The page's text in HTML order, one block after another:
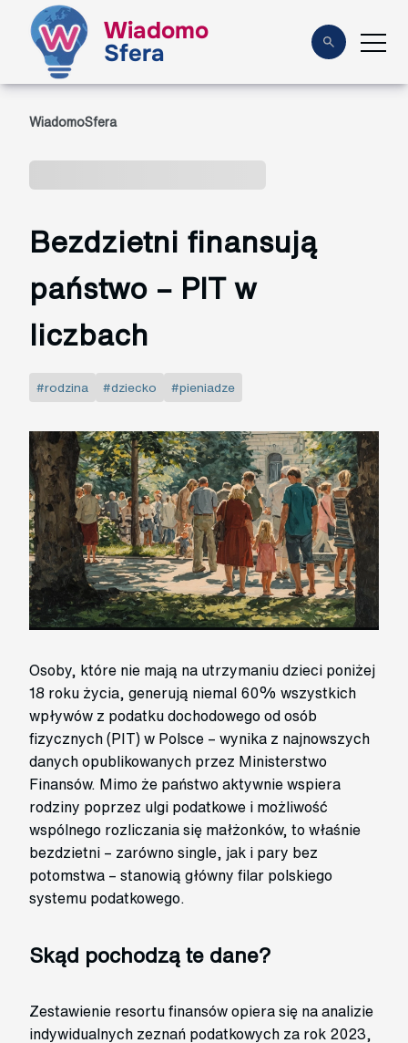
Wiadomo
Sfera
WiadomoSfera
Bezdzietni finansują
państwo – PIT w
liczbach
#rodzina #dziecko #pieniadze
Osoby, które nie mają na utrzymaniu dzieci poniżej
18 roku życia, generują niemal 60% wszystkich
wpływów z podatku dochodowego od osób
fizycznych (PIT) w Polsce – wynika z najnowszych
danych opublikowanych przez Ministerstwo
Finansów. Mimo że państwo aktywnie wspiera
rodziny poprzez ulgi podatkowe i możliwość
wspólnego rozliczania się małżonków, to właśnie
bezdzietni – zarówno single, jak i pary bez
potomstwa – stanowią główny filar polskiego
systemu podatkowego.
Skąd pochodzą te dane?
Zestawienie resortu finansów opiera się na analizie
indywidualnych zeznań podatkowych za rok 2023,